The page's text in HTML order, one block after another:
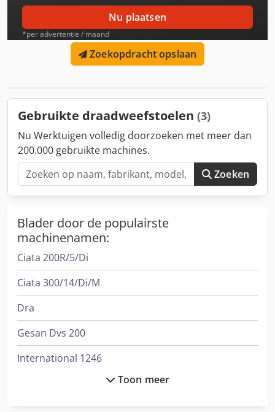
Nu plaatsen
*per advertentie / maand
Zoekopdracht opslaan
Gebruikte draadweefstoelen (3)
Nu Werktuigen volledig doorzoeken met meer dan
200.000 gebruikte machines.
Zoeken
Blader door de populairste
machinenamen:
Ciata 200R/5/Di
Ciata 300/14/Di/M
Dra
Gesan Dvs 200
International 1246
Toon meer